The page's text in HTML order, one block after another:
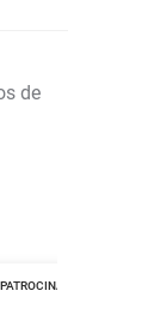
de
PATROCINADO